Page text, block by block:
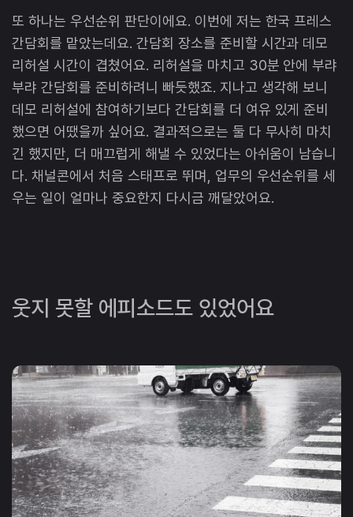
또 하나는 우선순위 판단이에요. 이번에 저는 한국 프레스
간담회를 맡았는데요. 간담회 장소를 준비할 시간과 데모
리허설 시간이 겹쳤어요. 리허설을 마치고 30분 안에 부랴
부랴 간담회를 준비하려니 빠듯했죠. 지나고 생각해 보니
데모 리허설에 참여하기보다 간담회를 더 여유 있게 준비
했으면 어땠을까 싶어요. 결과적으로는 둘 다 무사히 마치
긴 했지만, 더 매끄럽게 해낼 수 있었다는 아쉬움이 남습니
다. 채널콘에서 처음 스태프로 뛰며, 업무의 우선순위를 세
우는 일이 얼마나 중요한지 다시금 깨달았어요.
웃지 못할 에피소드도 있었어요